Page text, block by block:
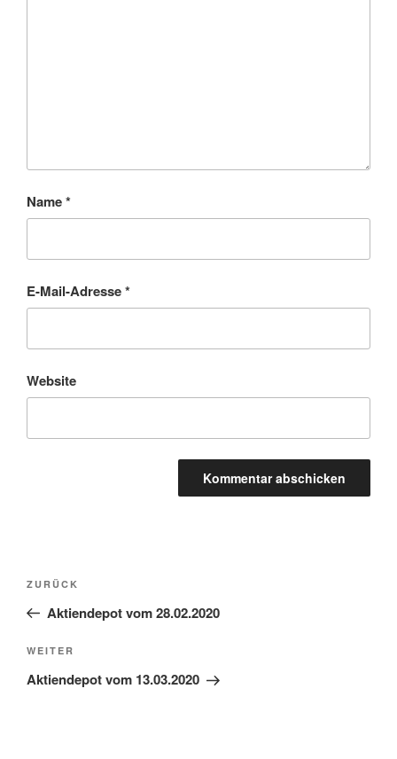
Name*
E-Mail-Adresse*
Website
Beitragsnavigation
Vorheriger
Beitrag
ZURÜCK
Aktiendepot vom 28.02.2020
Nächster
Beitrag
WEITER
Aktiendepot vom 13.03.2020